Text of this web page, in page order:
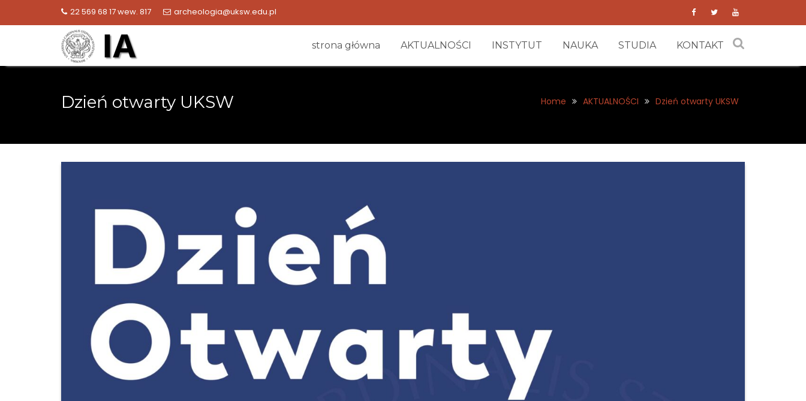
22 569 68 17 wew. 817 archeologia@uksw.edu.pl
strona główna AKTUALNOŚCI INSTYTUT NAUKA STUDIA KONTAKT
Dzień otwarty UKSW Home AKTUALNOŚCI Dzień otwarty UKSW